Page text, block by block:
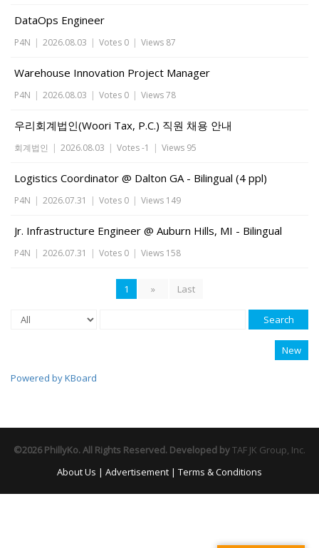
DataOps Engineer
P4N | 2026.08.03 | Votes 0 | Views 87
Warehouse Innovation Project Manager
P4N | 2026.08.03 | Votes 0 | Views 78
우리회계법인(Woori Tax, P.C.) 직원 채용 안내
회계법인 | 2026.08.03 | Votes -1 | Views 95
Logistics Coordinator @ Dalton GA - Bilingual (4 ppl)
P4N | 2026.07.31 | Votes 0 | Views 149
Jr. Infrastructure Engineer @ Auburn Hills, MI - Bilingual
P4N | 2026.07.31 | Votes 0 | Views 158
1 » Last
Search
New
Powered by KBoard
©2026 PhillyKo. All Rights Reserved. Developed byTAF JK Group, Inc.
About Us | Advertisement | Terms & Conditions